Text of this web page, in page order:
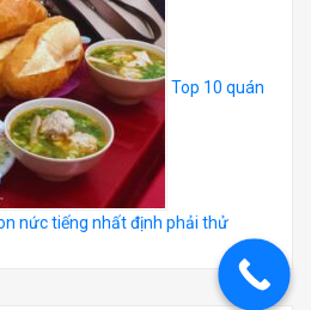
Top 10 quán
nức tiếng nhất định phải thử